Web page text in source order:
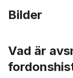
Bilder
Vad är